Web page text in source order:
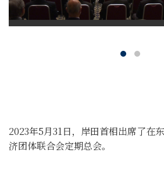
2023年5月31日，岸田首相出席了在
济团体联合会定期总会。